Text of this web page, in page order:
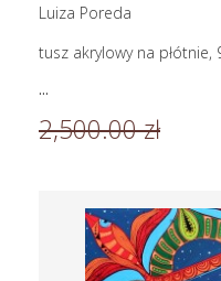
Luiza Poreda
tusz akrylowy na płótnie,
...
2,500.00 zł